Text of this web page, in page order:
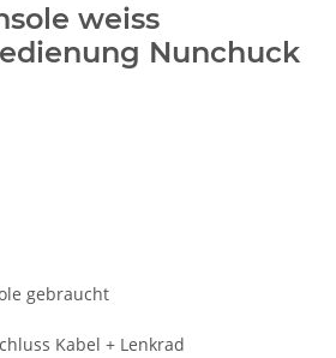
weiss
Nunchuck
gebraucht
Kabel + Lenkrad